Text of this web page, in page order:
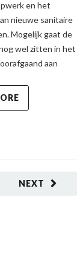
en het
nieuwe sanitaire
Mogelijk gaat de
wel zitten in het
aan
NEXT